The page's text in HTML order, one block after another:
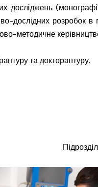
досліджень
дослідних розробок в
методичне
та докторантуру.